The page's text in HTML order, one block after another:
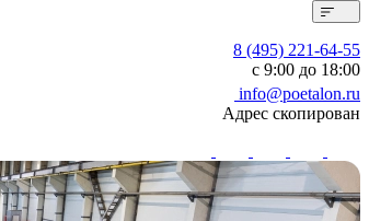
8 (495) 221-64-55
с 9:00 до 18:00
info@poetalon.ru
Адрес скопирован